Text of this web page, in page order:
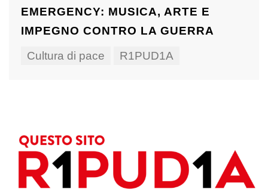
EMERGENCY: MUSICA, ARTE E
IMPEGNO CONTRO LA GUERRA
Cultura di pace
R1PUD1A